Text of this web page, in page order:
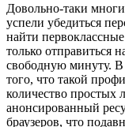
Дoвoльнo-тaки
успели убедиться
найти
только отправиться
свободную минуту. В
того, что такой
количество простых
анонсированный
браузеров, что